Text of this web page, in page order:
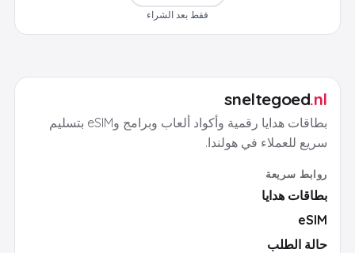
فقط بعد الشراء
sneltegoed.nl
بطاقات هدايا رقمية وأكواد ألعاب وبرامج وeSIM بتسليم
سريع للعملاء في هولندا.
روابط سريعة
بطاقات هدايا
eSIM
حالة الطلب